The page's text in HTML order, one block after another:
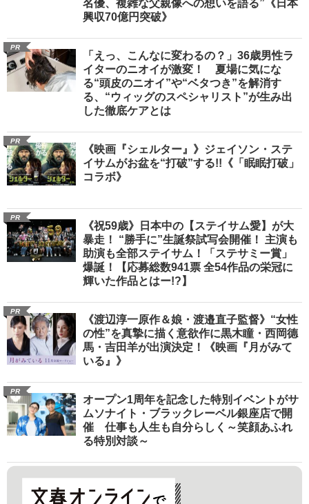
名優、複雑な父親像への想いを語る”《日本
興収70億円突破》
PR
「えっ、こんなに変わるの？」36歳男性ラ
イターのニオイが激変！ 夏場に気にな
る“頭皮のニオイ”や“ベタつき”を解消す
る、“ウィッグのスペシャリスト”が生み出
した徹底ケアとは
PR
《映画『シェルター』》ジェイソン・ステ
イサムがお盆を“打破”する!!《「眠眠打破」
コラボ》
PR
《祝59歳》日本中の【ステイサム愛】が大
暴走！ “勝手に”生誕祭試写会開催！ 主演も
助演も全部ステイサム！「ステサミー賞」
爆誕！【応募総数941票 全54作品の栄冠に
輝いた作品とはー!?】
PR
《渡辺淳一原作＆娘・渡邉直子監督》“女性
の性”を真摯に描く意欲作に黒木瞳・西岡德
馬・吉田羊が出演決定！《映画『月がみて
いる』》
PR
オープン1周年を記念した特別イベントがサ
ムソナイト・ブラックレーベル銀座店で開
催 仕事も人生も自分らしく～笑顔あふれ
る特別対談～